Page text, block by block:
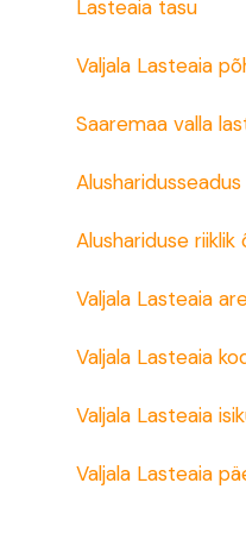
Lasteaia tasu
Valjala Lasteaia
Saaremaa valla
Alusharidusseadus
Alushariduse riiklik
Valjala Lasteaia
Valjala Lasteaia
Valjala Lasteaia
Valjala Lasteaia